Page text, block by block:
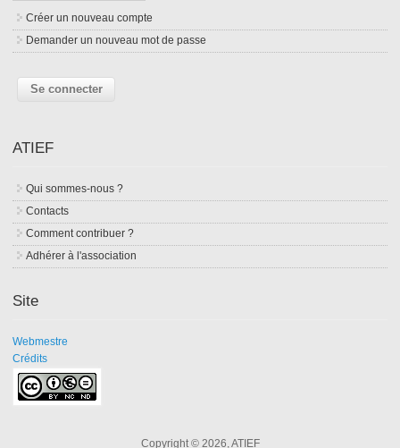
Créer un nouveau compte
Demander un nouveau mot de passe
ATIEF
Qui sommes-nous ?
Contacts
Comment contribuer ?
Adhérer à l'association
Site
Webmestre
Crédits
Copyright © 2026, ATIEF